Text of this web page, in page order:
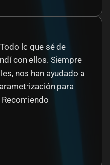
lo que sé de
con ellos. Siempre
nos han ayudado a
para